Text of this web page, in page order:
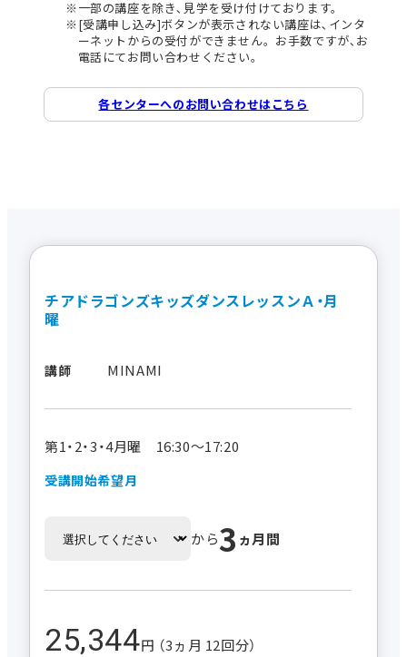
一部の講座を除き､見学を受け付けております。
[受講申し込み]ボタンが表示されない講座は､インタ
ーネットからの受付ができません。お手数ですが､お
電話にてお問い合わせください。
各センターへのお問い合わせはこちら
チアドラゴンズキッズダンスレッスンＡ・月
曜
講師 MINAMI
第1・2・3・4月曜 16:30～17:20
受講開始希望月
から3 ヵ月間
25,344円 （3ヵ月 12回分）